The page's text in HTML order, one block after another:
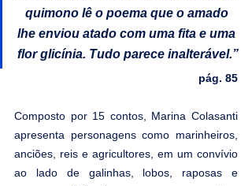
quimono lê o poema que o amado
lhe enviou atado com uma fita e uma
flor glicínia. Tudo parece inalterável.”
pág. 85
Composto por 15 contos, Marina Colasanti
apresenta personagens como marinheiros,
anciões, reis e agricultores, em um convívio
ao lado de galinhas, lobos, raposas e